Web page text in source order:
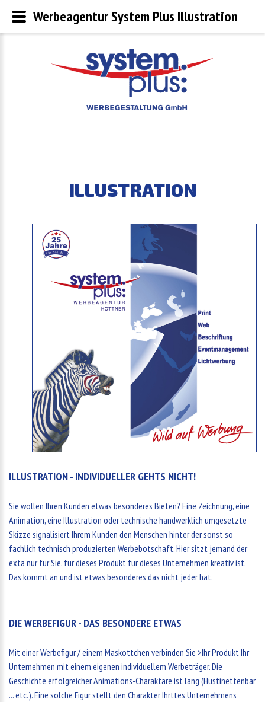
ILLUSTRATION
ILLUSTRATION - INDIVIDUELLER GEHTS NICHT!
Sie wollen Ihren Kunden etwas besonderes Bieten? Eine Zeichnung, eine
Animation, eine Illustration oder technische handwerklich umgesetzte
Skizze signalisiert Ihrem Kunden den Menschen hinter der sonst so
fachlich technisch produzierten Werbebotschaft. Hier sitzt jemand der
exta nur für Sie, für dieses Produkt für dieses Unternehmen kreativ ist.
Das kommt an und ist etwas besonderes das nicht jeder hat.
DIE WERBEFIGUR - DAS BESONDERE ETWAS
Mit einer Werbefigur / einem Maskottchen verbinden Sie >Ihr Produkt Ihr
Unternehmen mit einem eigenen individuellem Werbeträger. Die
Geschichte erfolgreicher Animations-Charaktäre ist lang (Hustinettenbär
... etc.). Eine solche Figur stellt den Charakter Ihrttes Unternehmens
Werbeagentur System Plus Illustration